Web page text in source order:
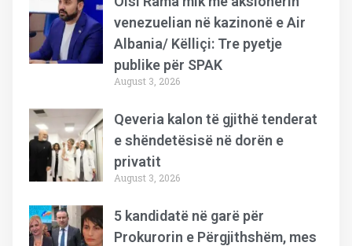
venezuelian në kazinonë e Air
Albania/ Këlliçi: Tre pyetje
publike për SPAK
August 3, 2026
Qeveria kalon të gjithë tenderat
e shëndetësisë në dorën e
privatit
August 3, 2026
5 kandidatë në garë për
Prokurorin e Përgjithshëm, mes